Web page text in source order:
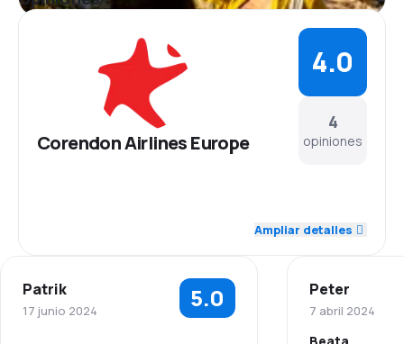
Corendon Airlines Europe
4
opiniones
4.0
Red de conexiones 5.0
Ampliar detalles
Patrik
17 junio 2024 5.0 Peter
7 abril 2024